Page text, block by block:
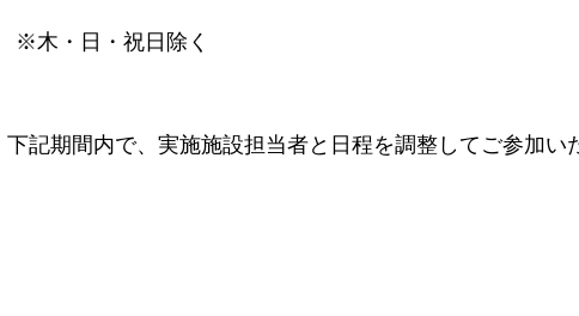
※木・日・祝日除く
下記期間内で、実施施設担当者と日程を調整してご参加い